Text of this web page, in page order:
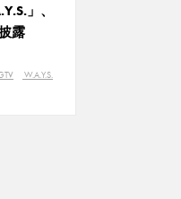
」、
露
W.A.Y.S.